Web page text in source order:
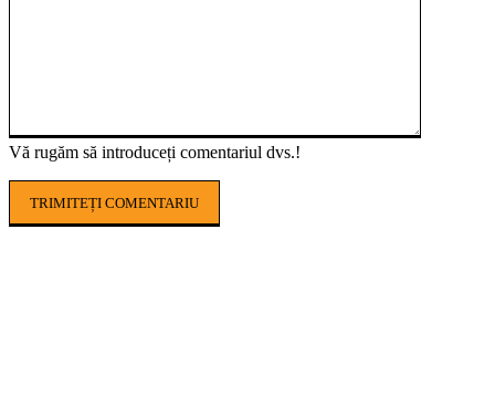
Vă rugăm să introduceți comentariul dvs.!